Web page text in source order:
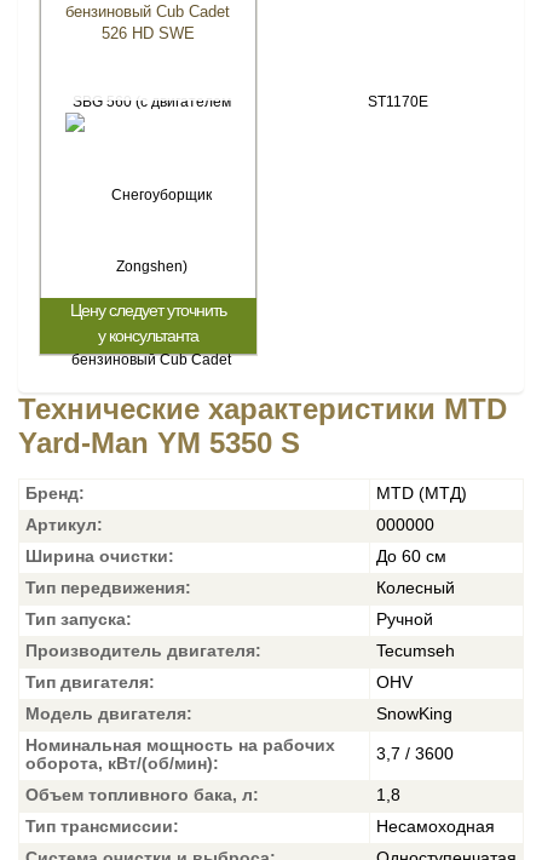
бензиновый Cub Cadet
526 HD SWE
Цену следует уточнить
у консультанта
Технические характеристики MTD
Yard-Man YM 5350 S
Бренд:
MTD (МТД)
Артикул:
000000
Ширина очистки:
До 60 см
Тип передвижения:
Колесный
Тип запуска:
Ручной
Производитель двигателя:
Tecumseh
Тип двигателя:
OHV
Модель двигателя:
SnowKing
Номинальная мощность на рабочих
оборота, кВт/(об/мин):
3,7 / 3600
Объем топливного бака, л:
1,8
Тип трансмиссии:
Несамоходная